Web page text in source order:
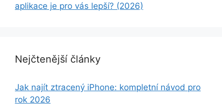
aplikace je pro vás lepší? (2026)
Nejčtenější články
Jak najít ztracený iPhone: kompletní návod pro
rok 2026